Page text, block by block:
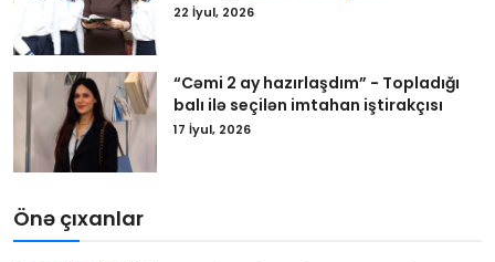
22 İyul, 2026
“Cəmi 2 ay hazırlaşdım” - Topladığı
balı ilə seçilən imtahan iştirakçısı
17 İyul, 2026
Önə çıxanlar